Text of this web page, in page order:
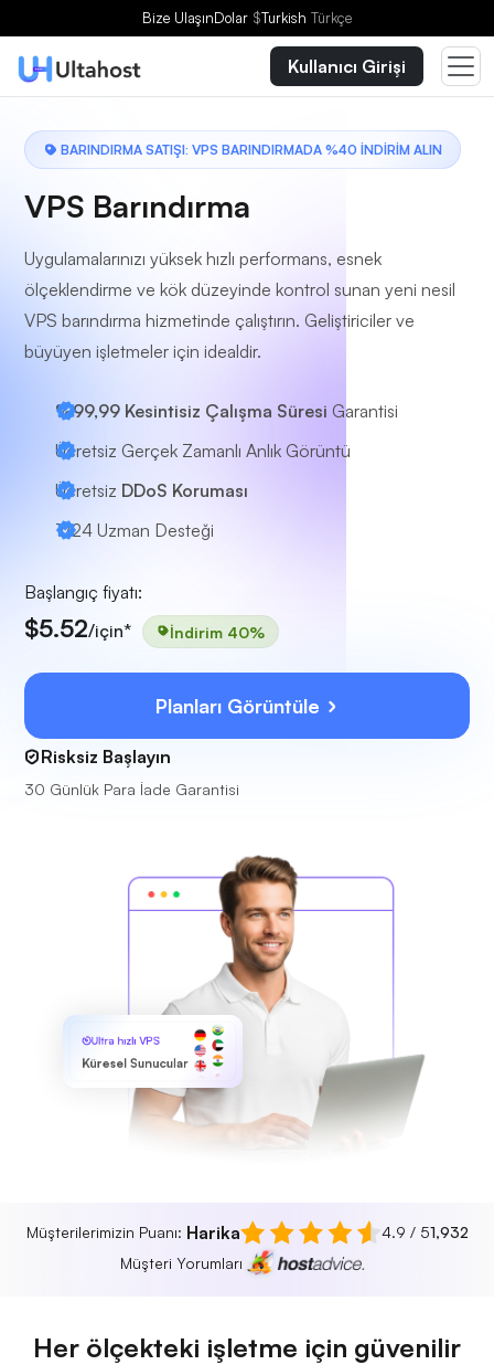
Bize UlaşınDolar $Turkish Türkçe
Kullanıcı Girişi
BARINDIRMA SATIŞI: VPS BARINDIRMADA %40 İNDİRİM ALIN
VPS Barındırma
Uygulamalarınızı yüksek hızlı performans, esnek
ölçeklendirme ve kök düzeyinde kontrol sunan yeni nesil
VPS barındırma hizmetinde çalıştırın. Geliştiriciler ve
büyüyen işletmeler için idealdir.
%99,99 Kesintisiz Çalışma Süresi Garantisi
Ücretsiz Gerçek Zamanlı Anlık Görüntü
Ücretsiz DDoS Koruması
7/24 Uzman Desteği
Başlangıç fiyatı:
$5.52/için* İndirim 40%
Planları Görüntüle
Risksiz Başlayın
30 Günlük Para İade Garantisi
Ultra hızlı VPS
Küresel Sunucular
Müşterilerimizin Puanı: Harika 4.9 / 51,932
Müşteri Yorumları
Her ölçekteki işletme için güvenilir